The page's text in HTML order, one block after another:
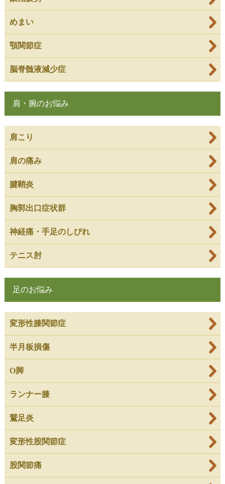
めまい
顎関節症
脳脊髄液減少症
肩・腕のお悩み
肩こり
肩の痛み
腱鞘炎
胸郭出口症状群
神経痛・手足のしびれ
テニス肘
足のお悩み
変形性膝関節症
半月板損傷
O脚
ランナー膝
鵞足炎
変形性股関節症
股関節痛